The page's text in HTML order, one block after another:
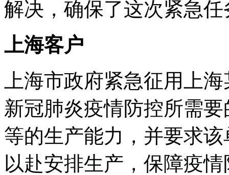
解决，确保了这次紧急
上海客户
上海市政府紧急征用上
新冠肺炎疫情防控所需
等的生产能力，并要求
以赴安排生产，保障疫